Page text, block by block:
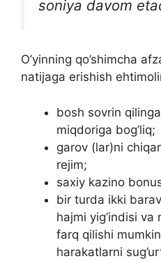
soniya davom
O’yinning qo’shimcha
natijaga erishish
bosh sovrin
miqdoriga bog’liq;
garov (lar)ni
rejim;
saxiy kazino
bir turda ikki
hajmi yig’indisi
farq qilishi
harakatlarni